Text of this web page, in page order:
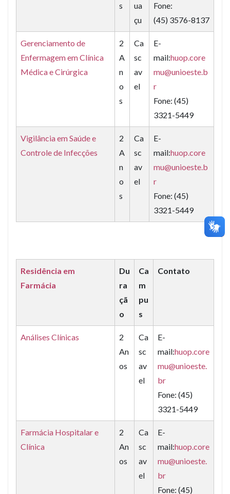
s
ua
çu
Fone:
(45) 3576-8137
Gerenciamento de
Enfermagem em Clínica
Médica e Cirúrgica
2
A
n
o
s
Ca
sc
av
el
E-
mail:huop.core
mu@unioeste.b
r
Fone: (45)
3321-5449
Vigilância em Saúde e
Controle de Infecções
2
A
n
o
s
Ca
sc
av
el
E-
mail:huop.core
mu@unioeste.b
r
Fone: (45)
3321-5449
Residência em
Farmácia
Du
ra
çã
o
Ca
m
pu
s
Contato
Análises Clínicas
2
An
os
Ca
sc
av
el
E-
mail:huop.core
mu@unioeste.
br
Fone: (45)
3321-5449
Farmácia Hospitalar e
Clínica
2
An
os
Ca
sc
av
el
E-
mail:huop.core
mu@unioeste.
br
Fone: (45)